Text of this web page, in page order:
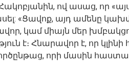
ով ասաց, որ
«Ցավոք, այդ ամենը
կամ միայն մեր
է։ Հնարավոր է, որ
որի մասին